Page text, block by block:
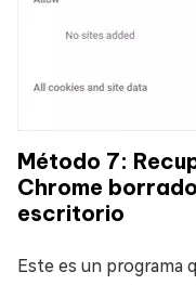
Método 7:
Chrome
escritorio
Este es un programa